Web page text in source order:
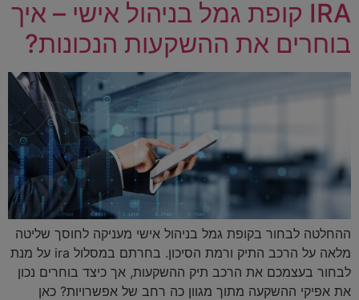
IRA קופת גמל בניהול אישי – איך
בוחרים את ההשקעות הנכונות?
ההחלטה לבחור בקופת גמל בניהול אישי מעניקה לחוסך שליטה
מלאה על הרכב התיק ורמת הסיכון. בחרתם במסלול ira על מנת
לבחור בעצמכם את הרכב תיק ההשקעות, אך כיצד בוחרים נכון
את אפיקי ההשקעה מתוך מגוון כה רחב של אפשרויות? כאן